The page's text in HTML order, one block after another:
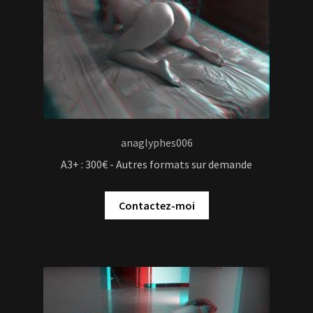
Contactez-moi